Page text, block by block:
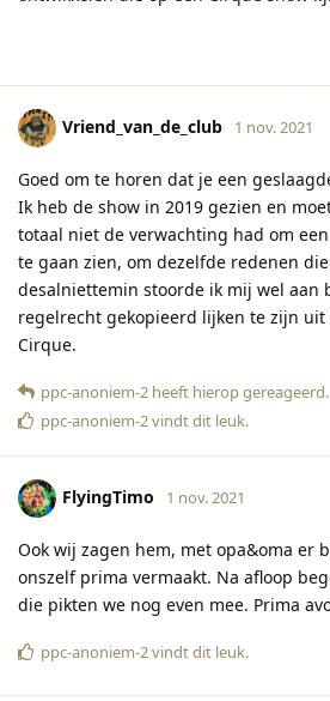
Vriend_van_de_club 1 nov. 2021
Goed om te horen dat je een
Ik heb de show in 2019 gezien en
totaal niet de verwachting had om
te gaan zien, om dezelfde redenen
desalniettemin stoorde ik mij wel aan
regelrecht gekopieerd lijken te zijn uit
Cirque.
ppc-anoniem-2 heeft hierop gereageerd.
ppc-anoniem-2vindt dit leuk.
FlyingTimo 1 nov. 2021
Ook wij zagen hem, met opa&oma er
onszelf prima vermaakt. Na afloop
die pikten we nog even mee. Prima
ppc-anoniem-2vindt dit leuk.